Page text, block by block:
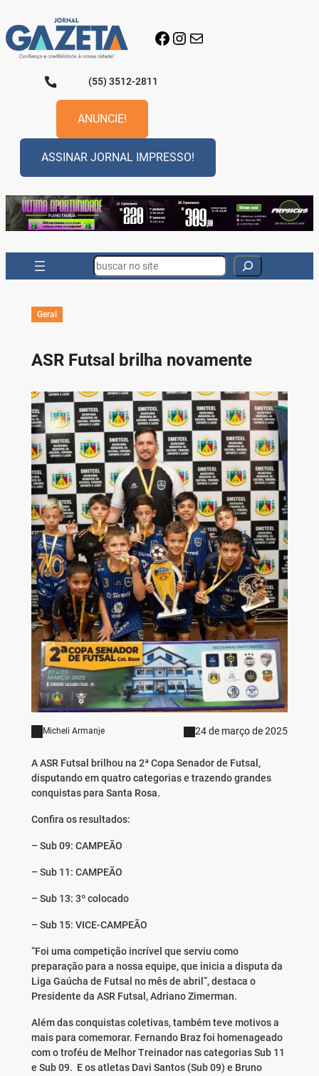
para
o
conteúdo
Facebook
Instagram
E-mail
(55) 3512-2811
ANUNCIE!
ASSINAR JORNAL IMPRESSO!
Search
Geral
ASR Futsal brilha novamente
Micheli Armanje 24 de março de 2025
A ASR Futsal brilhou na 2ª Copa Senador de Futsal,
disputando em quatro categorias e trazendo grandes
conquistas para Santa Rosa.
Confira os resultados:
– Sub 09: CAMPEÃO
– Sub 11: CAMPEÃO
– Sub 13: 3º colocado
– Sub 15: VICE-CAMPEÃO
“Foi uma competição incrível que serviu como
preparação para a nossa equipe, que inicia a disputa da
Liga Gaúcha de Futsal no mês de abril”, destaca o
Presidente da ASR Futsal, Adriano Zimerman.
Além das conquistas coletivas, também teve motivos a
mais para comemorar. Fernando Braz foi homenageado
com o troféu de Melhor Treinador nas categorias Sub 11
e Sub 09. E os atletas Davi Santos (Sub 09) e Bruno